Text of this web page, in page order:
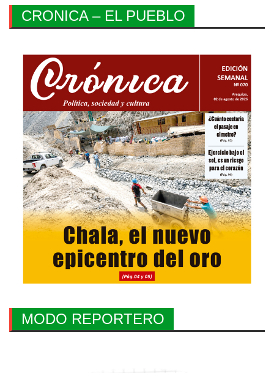
CRONICA – EL PUEBLO
MODO REPORTERO